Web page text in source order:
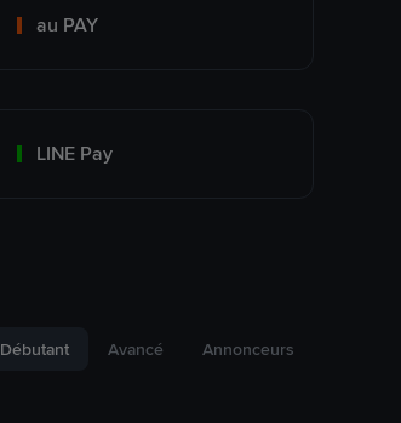
au PAY
LINE Pay
Débutant Avancé Annonceurs